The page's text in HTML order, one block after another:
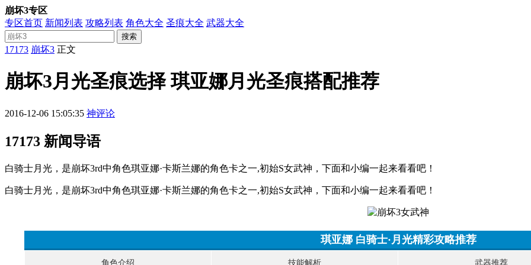
崩坏3专区
专区首页 新闻列表 攻略列表 角色大全 圣痕大全 武器大全
搜索
17173 崩坏3 正文
崩坏3月光圣痕选择 琪亚娜月光圣痕搭配推荐
2016-12-06 15:05:35 神评论
17173 新闻导语
白骑士月光，是崩坏3rd中角色琪亚娜·卡斯兰娜的角色卡之一,初始S女武神，下面和小编一起来看看吧！
白骑士月光，是崩坏3rd中角色琪亚娜·卡斯兰娜的角色卡之一,初始S女武神，下面和小编一起来看看吧！
琪亚娜 白骑士·月光精彩攻略推荐
角色介绍 技能解析 武器推荐